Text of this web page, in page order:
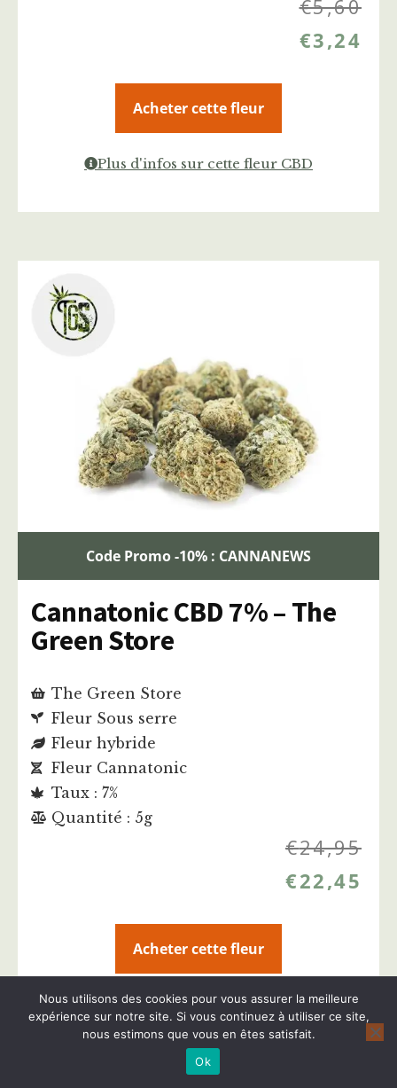
€5,60
€3,24
Acheter cette fleur
Plus d'infos sur cette fleur CBD
Code Promo -10% : CANNANEWS
Cannatonic CBD 7% – The
Green Store
The Green Store
Fleur Sous serre
Fleur hybride
Fleur Cannatonic
Taux : 7%
Quantité : 5g
€24,95
€22,45
Acheter cette fleur
Plus d'infos sur cette fleur CBD
Nous utilisons des cookies pour vous assurer la meilleure
expérience sur notre site. Si vous continuez à utiliser ce site,
nous estimons que vous en êtes satisfait.
Ok